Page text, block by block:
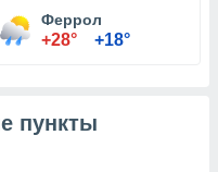
Феррол
+28° +18°
пункты